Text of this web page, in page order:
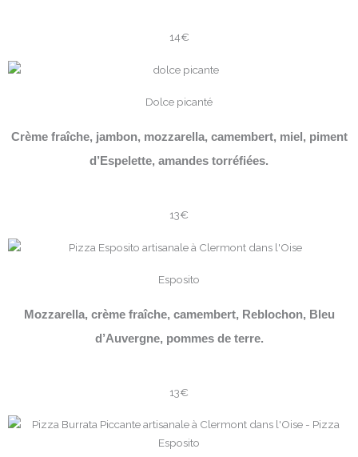
14€
Dolce picanté
Crème fraîche, jambon, mozzarella, camembert, miel, piment
d’Espelette, amandes torréfiées.
13€
Esposito
Mozzarella, crème fraîche, camembert, Reblochon, Bleu
d’Auvergne, pommes de terre.
13€